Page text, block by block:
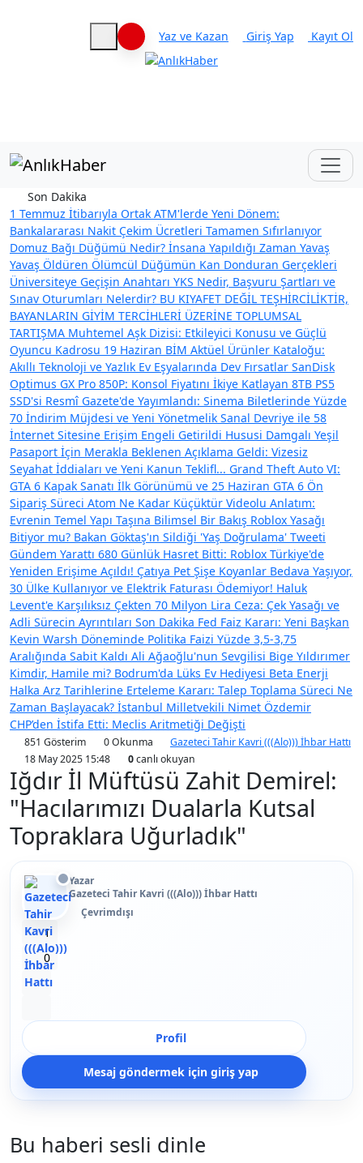
Haberleri keşfet
Yaz ve Kazan Giriş Yap Kayıt Ol
Son Dakika
1 Temmuz İtibarıyla Ortak ATM'lerde Yeni Dönem:
Bankalararası Nakit Çekim Ücretleri Tamamen Sıfırlanıyor
Domuz Bağı Düğümü Nedir? İnsana Yapıldığı Zaman Yavaş
Yavaş Öldüren Ölümcül Düğümün Kan Donduran Gerçekleri
Üniversiteye Geçişin Anahtarı YKS Nedir, Başvuru Şartları ve
Sınav Oturumları Nelerdir? BU KIYAFET DEĞİL TEŞHİRCİLİKTİR,
BAYANLARIN GİYİM TERCİHLERİ ÜZERİNE TOPLUMSAL
TARTIŞMA Muhtemel Aşk Dizisi: Etkileyici Konusu ve Güçlü
Oyuncu Kadrosu 19 Haziran BİM Aktüel Ürünler Kataloğu:
Akıllı Teknoloji ve Yazlık Ev Eşyalarında Dev Fırsatlar SanDisk
Optimus GX Pro 850P: Konsol Fiyatını İkiye Katlayan 8TB PS5
SSD'si Resmî Gazete'de Yayımlandı: Sinema Biletlerinde Yüzde
70 İndirim Müjdesi ve Yeni Yönetmelik Sanal Devriye ile 58
İnternet Sitesine Erişim Engeli Getirildi Hususi Damgalı Yeşil
Pasaport İçin Merakla Beklenen Açıklama Geldi: Vizesiz
Seyahat İddiaları ve Yeni Kanun Teklifl... Grand Theft Auto VI:
GTA 6 Kapak Sanatı İlk Görünümü ve 25 Haziran GTA 6 Ön
Sipariş Süreci Atom Ne Kadar Küçüktür Videolu Anlatım:
Evrenin Temel Yapı Taşına Bilimsel Bir Bakış Roblox Yasağı
Bitiyor mu? Bakan Göktaş'ın Sildiği 'Yaş Doğrulama' Tweeti
Gündem Yarattı 680 Günlük Hasret Bitti: Roblox Türkiye'de
Yeniden Erişime Açıldı! Çatıya Pet Şişe Koyanlar Bedava Yaşıyor,
30 Ülke Kullanıyor ve Elektrik Faturası Ödemiyor! Haluk
Levent'e Karşılıksız Çekten 70 Milyon Lira Ceza: Çek Yasağı ve
Adli Sürecin Ayrıntıları Son Dakika Fed Faiz Kararı: Yeni Başkan
Kevin Warsh Döneminde Politika Faizi Yüzde 3,5-3,75
Aralığında Sabit Kaldı Ali Ağaoğlu'nun Sevgilisi Bige Yıldırımer
Kimdir, Hamile mi? Bodrum'da Lüks Ev Hediyesi Beta Enerji
Halka Arz Tarihlerine Erteleme Kararı: Talep Toplama Süreci Ne
Zaman Başlayacak? İstanbul Milletvekili Nimet Özdemir
CHP’den İstifa Etti: Meclis Aritmetiği Değişti
851 Gösterim 0 Okunma
Gazeteci Tahir Kavri (((Alo))) İhbar Hattı
18 May 2025 15:48
0canlı okuyan
Iğdır İl Müftüsü Zahit Demirel:
"Hacılarımızı Dualarla Kutsal
Topraklara Uğurladık"
Yazar
Gazeteci Tahir Kavri (((Alo))) İhbar Hattı
Çevrimdışı
Beğen
1
Beğenmeme
0
Yer İmi
Profil
Mesaj göndermek için giriş yap
Bu haberi sesli dinle